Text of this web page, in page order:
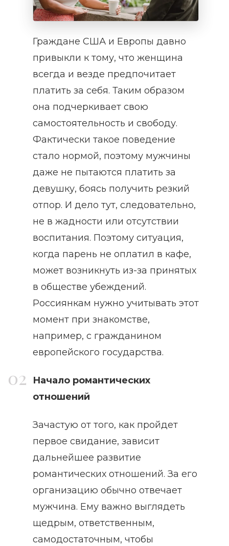
Граждане США и Европы давно
привыкли к тому, что женщина
всегда и везде предпочитает
платить за себя. Таким образом
она подчеркивает свою
самостоятельность и свободу.
Фактически такое поведение
стало нормой, поэтому мужчины
даже не пытаются платить за
девушку, боясь получить резкий
отпор. И дело тут, следовательно,
не в жадности или отсутствии
воспитания. Поэтому ситуация,
когда парень не оплатил в кафе,
может возникнуть из-за принятых
в обществе убеждений.
Россиянкам нужно учитывать этот
момент при знакомстве,
например, с гражданином
европейского государства.
Начало романтических
отношений
Зачастую от того, как пройдет
первое свидание, зависит
дальнейшее развитие
романтических отношений. За его
организацию обычно отвечает
мужчина. Ему важно выглядеть
щедрым, ответственным,
самодостаточным, чтобы